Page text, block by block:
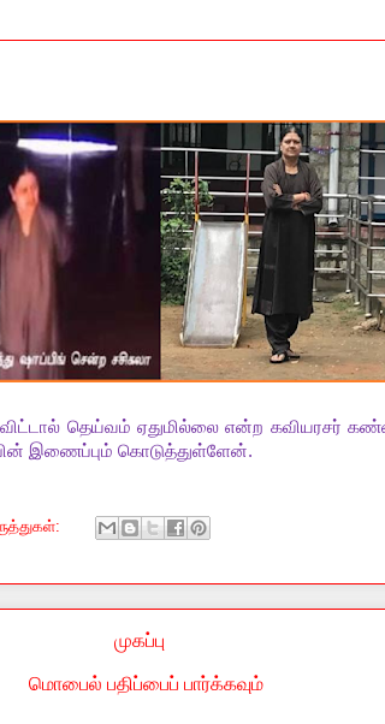
தெய்வம் ஏதுமில்லை என்ற கவியரசர்
இணைப்பும் கொடுத்துள்ளேன்.
முகப்பு
மொபைல் பதிப்பைப் பார்க்கவும்